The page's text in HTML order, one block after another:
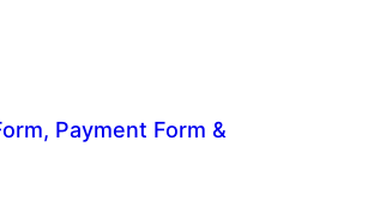
Payment Form &